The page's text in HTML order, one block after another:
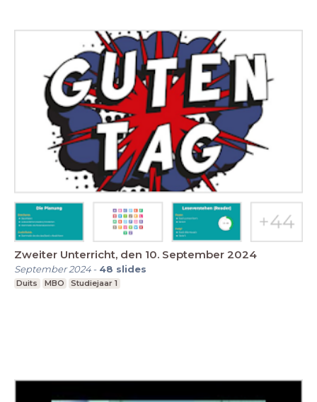
Zweiter Unterricht, den 10. September 2024
September 2024- 48 slides
Duits MBO Studiejaar 1